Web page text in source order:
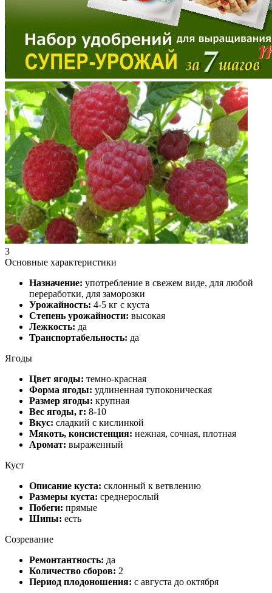
3
Основные характеристики
Назначение: употребление в свежем виде, для любой
переработки, для заморозки
Урожайность: 4-5 кг с куста
Степень урожайности: высокая
Лежкость: да
Транспортабельность: да
Ягоды
Цвет ягоды: темно-красная
Форма ягоды: удлиненная тупоконическая
Размер ягоды: крупная
Вес ягоды, г: 8-10
Вкус: сладкий с кислинкой
Мякоть, консистенция: нежная, сочная, плотная
Аромат: выраженный
Куст
Описание куста: склонный к ветвлению
Размеры куста: среднерослый
Побеги: прямые
Шипы: есть
Созревание
Ремонтантность: да
Количество сборов: 2
Период плодоношения: с августа до октября